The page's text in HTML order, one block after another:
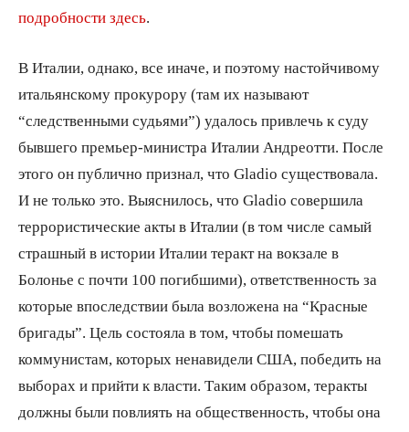
подробности здесь
В Италии, однако, все иначе, и поэтому настойчивому
итальянскому прокурору (там их называют
“следственными судьями”) удалось привлечь к суду
бывшего премьер-министра Италии Андреотти. После
этого он публично признал, что Gladio существовала.
И не только это. Выяснилось, что Gladio совершила
террористические акты в Италии (в том числе самый
страшный в истории Италии теракт на вокзале в
Болонье с почти 100 погибшими), ответственность за
которые впоследствии была возложена на “Красные
бригады”. Цель состояла в том, чтобы помешать
коммунистам, которых ненавидели США, победить на
выборах и прийти к власти. Таким образом, теракты
должны были повлиять на общественность, чтобы она